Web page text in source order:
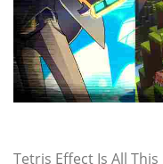
Tetris Effect Is All